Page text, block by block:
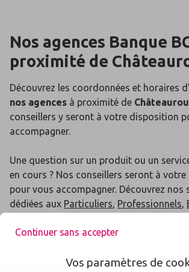
Nos agences Banque
proximité de
Découvrez les coordonnées et horaires
nos agences à proximité de
conseillers y seront à votre disposition
accompagner.
Une question sur un produit ou un
en cours ? Nos conseillers seront à
pour vous accompagner. Découvrez nos
dédiées aux Particuliers, Professionnels,
Continuer sans accepter
Vos paramètres de